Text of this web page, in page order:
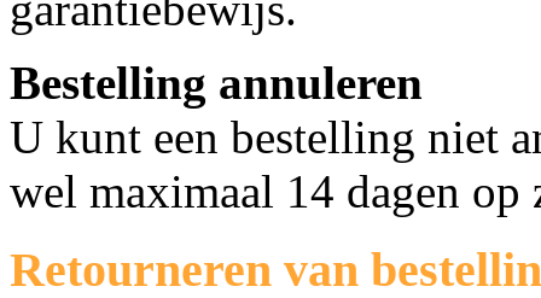
Bestelling annuleren
U kunt een bestelling niet
wel maximaal 14 dagen op
Retourneren van